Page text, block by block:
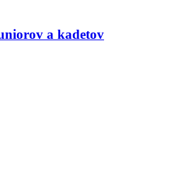
a kadetov